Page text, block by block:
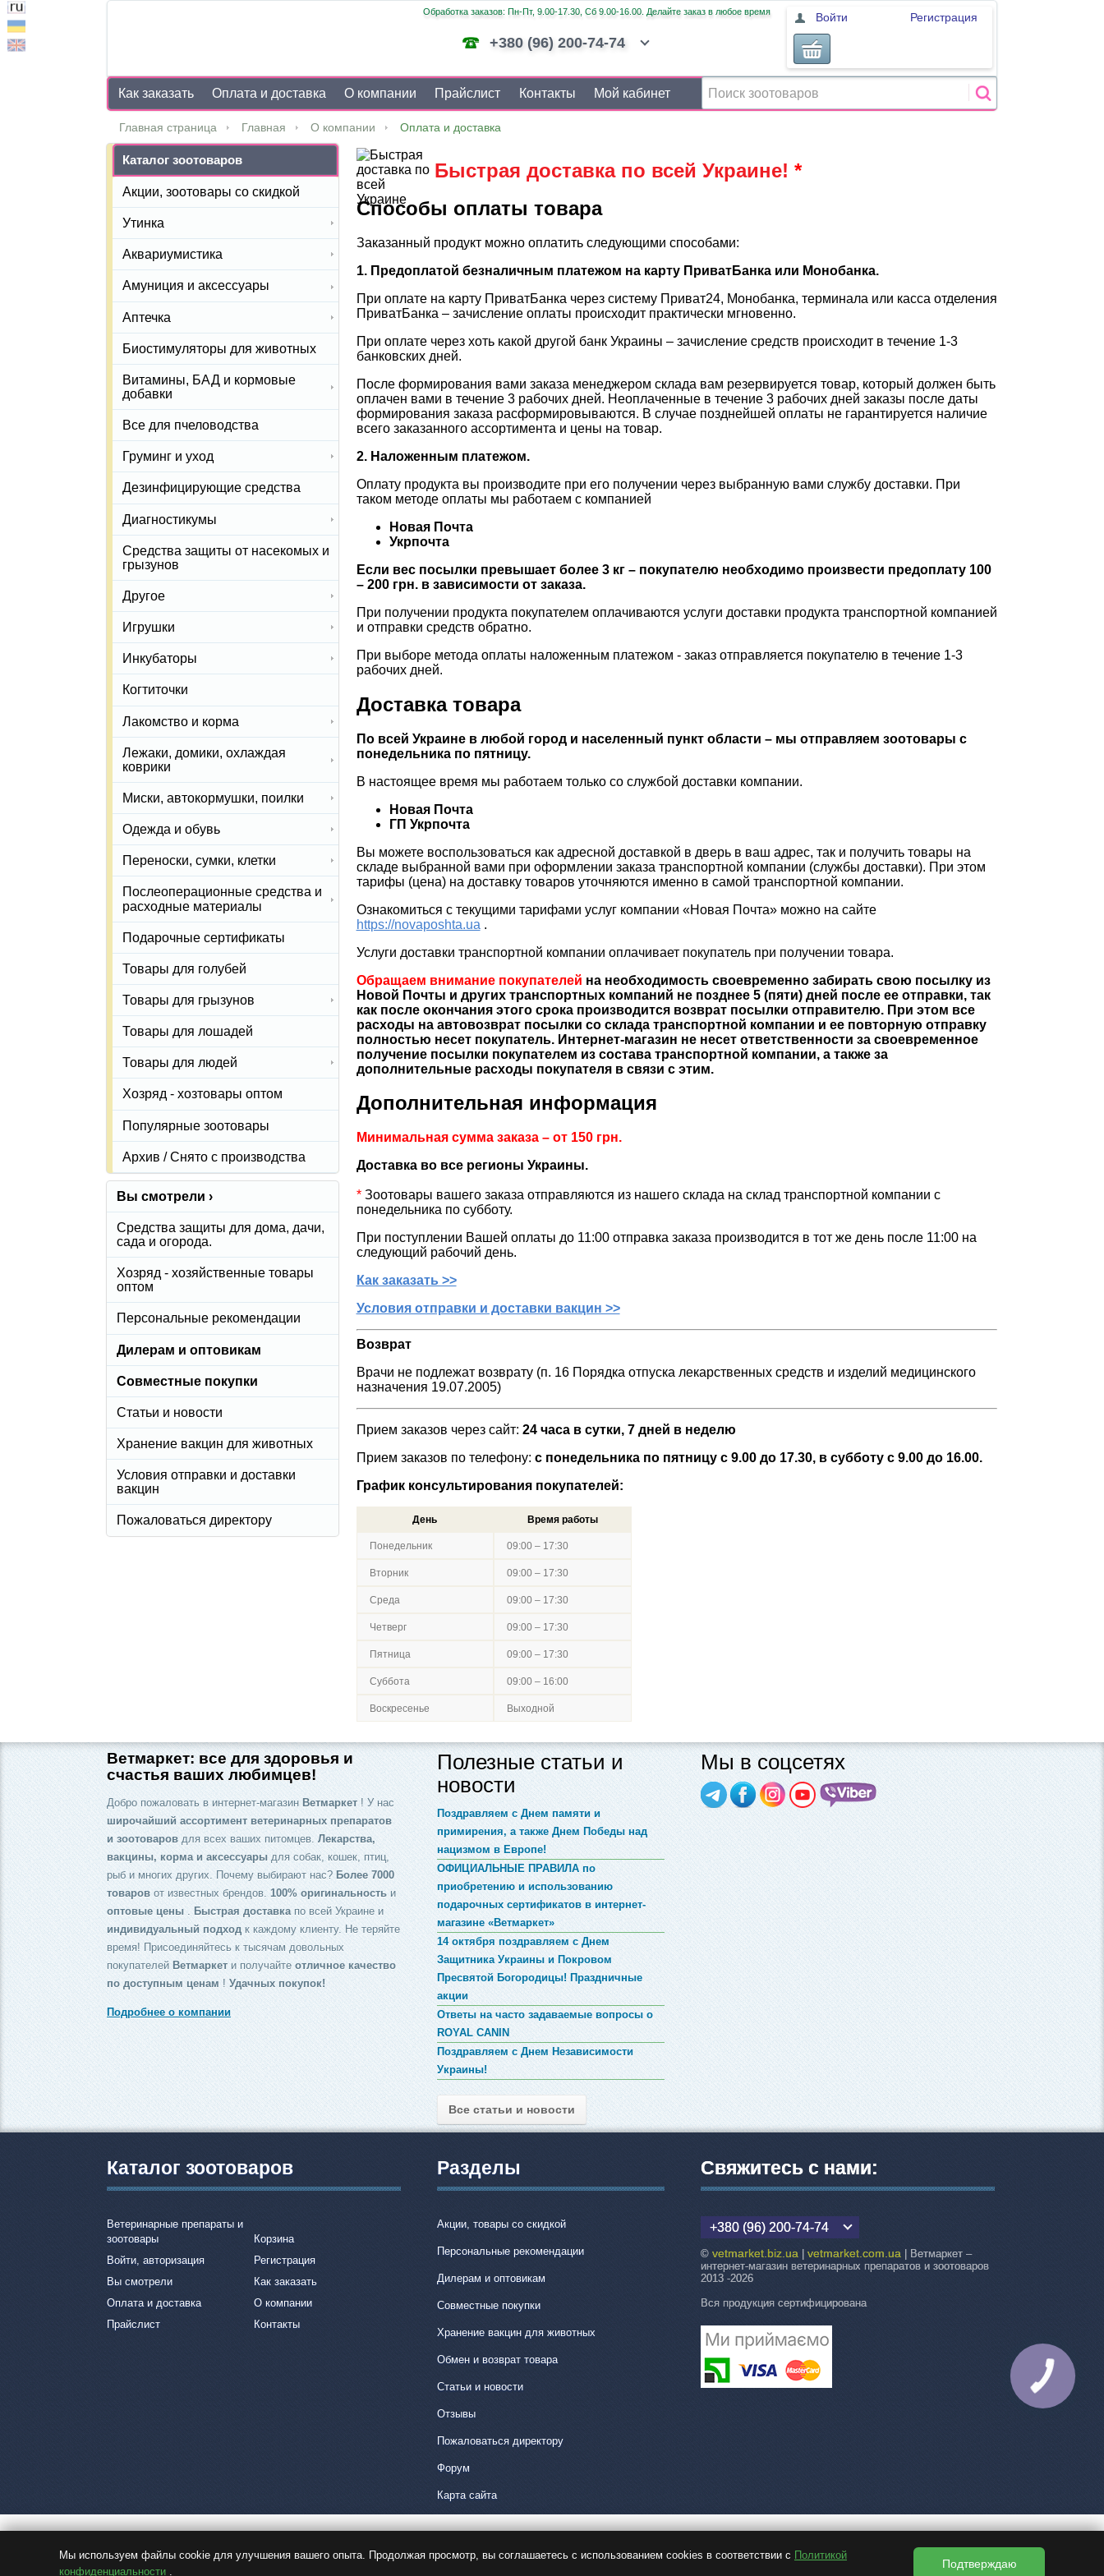
Обработка заказов: Пн-Пт, 9.00-17.30, Сб 9.00-16.00. Делайте заказ в любое время
+380 (96) 200-74-74
Войти Регистрация
Как заказать Оплата и доставка О компании Прайслист Контакты Мой кабинет
Главная страница Главная О компании Оплата и доставка
Быстрая доставка по всей Украине! *
Способы оплаты товара
Заказанный продукт можно оплатить следующими способами:
1. Предоплатой безналичным платежом на карту ПриватБанка или Монобанка.
При оплате на карту ПриватБанка через систему Приват24, Монобанка, терминала или касса отделения
ПриватБанка – зачисление оплаты происходит практически мгновенно.
При оплате через хоть какой другой банк Украины – зачисление средств происходит в течение 1-3
банковских дней.
После формирования вами заказа менеджером склада вам резервируется товар, который должен быть
оплачен вами в течение 3 рабочих дней. Неоплаченные в течение 3 рабочих дней заказы после даты
формирования заказа расформировываются. В случае позднейшей оплаты не гарантируется наличие
всего заказанного ассортимента и цены на товар.
2. Наложенным платежом.
Оплату продукта вы производите при его получении через выбранную вами службу доставки. При
таком методе оплаты мы работаем с компанией
Новая Почта
Укрпочта
Если вес посылки превышает более 3 кг – покупателю необходимо произвести предоплату 100
– 200 грн. в зависимости от заказа.
При получении продукта покупателем оплачиваются услуги доставки продукта транспортной компанией
и отправки средств обратно.
При выборе метода оплаты наложенным платежом - заказ отправляется покупателю в течение 1-3
рабочих дней.
Доставка товара
По всей Украинев любой город и населенный пункт области – мы отправляем зоотовары с
понедельника по пятницу.
В настоящее время мы работаем только со службой доставки компании.
Новая Почта
ГП Укрпочта
Вы можете воспользоваться как адресной доставкой в ​​дверь в ваш адрес, так и получить товары на
складе выбранной вами при оформлении заказа транспортной компании (службы доставки). При этом
тарифы (цена) на доставку товаров уточняются именно в самой транспортной компании.
Ознакомиться с текущими тарифами услуг компании «Новая Почта» можно на сайте
https://novaposhta.ua .
Услуги доставки транспортной компании оплачивает покупатель при получении товара.
Обращаем внимание покупателей на необходимость своевременно забирать свою посылку из
Новой Почты и других транспортных компаний не позднее 5 (пяти) дней после ее отправки, так
как после окончания этого срока производится возврат посылки отправителю. При этом все
расходы на автовозврат посылки со склада транспортной компании и ее повторную отправку
полностью несет покупатель. Интернет-магазин не несет ответственности за своевременное
получение посылки покупателем из состава транспортной компании, а также за
дополнительные расходы покупателя в связи с этим.
Дополнительная информация
Минимальная сумма заказа – от 150 грн.
Доставка во все регионы Украины.
*Зоотовары вашего заказа отправляются из нашего склада на склад транспортной компании с
понедельника по субботу.
При поступлении Вашей оплаты до 11:00 отправка заказа производится в тот же день после 11:00 на
следующий рабочий день.
Как заказать >>
Условия отправки и доставки вакцин >>
Возврат
Врачи не подлежат возврату (п. 16 Порядка отпуска лекарственных средств и изделий медицинского
назначения 19.07.2005)
Прием заказов через сайт: 24 часа в сутки, 7 дней в неделю
Прием заказов по телефону: c понедельника по пятницу с 9.00 до 17.30, в субботу с 9.00 до 16.00.
График консультирования покупателей:
День Время работы
Понедельник 09:00 – 17:30
Вторник 09:00 – 17:30
Среда 09:00 – 17:30
Четверг 09:00 – 17:30
Пятница 09:00 – 17:30
Суббота 09:00 – 16:00
Воскресенье Выходной
Каталог зоотоваров
Акции, зоотовары со скидкой
Утинка
Аквариумистика
Амуниция и аксессуары
Аптечка
Биостимуляторы для животных
Витамины, БАД и кормовые
добавки
Все для пчеловодства
Груминг и уход
Дезинфицирующие средства
Диагностикумы
Средства защиты от насекомых и
грызунов
Другое
Игрушки
Инкубаторы
Когтиточки
Лакомство и корма
Лежаки, домики, охлаждая
коврики
Миски, автокормушки, поилки
Одежда и обувь
Переноски, сумки, клетки
Послеоперационные средства и
расходные материалы
Подарочные сертификаты
Товары для голубей
Товары для грызунов
Товары для лошадей
Товары для людей
Хозряд - хозтовары оптом
Популярные зоотовары
Архив / Снято с производства
Вы смотрели ›
Средства защиты для дома, дачи,
сада и огорода.
Хозряд - хозяйственные товары
оптом
Персональные рекомендации
Дилерам и оптовикам
Совместные покупки
Статьи и новости
Хранение вакцин для животных
Условия отправки и доставки
вакцин
Пожаловаться директору
Ветмаркет: все для здоровья и
счастья ваших любимцев!
Добро пожаловать в интернет-магазин Ветмаркет ! У нас
широчайший ассортимент ветеринарных препаратов
и зоотоваров для всех ваших питомцев. Лекарства,
вакцины, корма и аксессуары для собак, кошек, птиц,
рыб и многих других. Почему выбирают нас? Более 7000
товаров от известных брендов.100% оригинальность и
оптовые цены . Быстрая доставкапо всей Украине и
индивидуальный подход к каждому клиенту. Не теряйте
время! Присоединяйтесь к тысячам довольных
покупателей Ветмаркет и получайте отличное качество
по доступным ценам ! Удачных покупок!
Подробнее о компании
Полезные статьи и
новости
Поздравляем с Днем памяти и
примирения, а также Днем Победы над
нацизмом в Европе!
ОФИЦИАЛЬНЫЕ ПРАВИЛА по
приобретению и использованию
подарочных сертификатов в интернет-
магазине «Ветмаркет»
14 октября поздравляем с Днем
Защитника Украины и Покровом
Пресвятой Богородицы! Праздничные
акции
Ответы на часто задаваемые вопросы о
ROYAL CANIN
Поздравляем с Днем Независимости
Украины!
Все статьи и новости
Мы в соцсетях
Каталог зоотоваров
Ветеринарные препараты и
зоотовары
Корзина
Войти, авторизация
Регистрация
Вы смотрели
Как заказать
Оплата и доставка
О компании
Прайслист
Контакты
Разделы
Акции, товары со скидкой
Персональные рекомендации
Дилерам и оптовикам
Совместные покупки
Хранение вакцин для животных
Обмен и возврат товара
Статьи и новости
Отзывы
Пожаловаться директору
Форум
Карта сайта
Свяжитесь с нами:
+380 (96) 200-74-74
©vetmarket.biz.ua |vetmarket.com.ua | Ветмаркет –
интернет-магазин ветеринарных препаратов и зоотоваров
2013 -2026
Вся продукция сертифицирована
Мы используем файлы cookie для улучшения вашего опыта. Продолжая просмотр, вы соглашаетесь с использованием cookies в соответствии с Политикой
конфиденциальности .
Подтверждаю
КНОПКА
СВЯЗИ